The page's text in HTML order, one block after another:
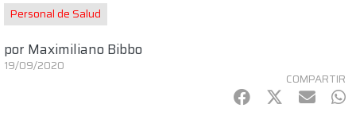
Personal de Salud
por Maximiliano Bibbo
19/09/2020
COMPARTIR
Facebook
Twitter
mail